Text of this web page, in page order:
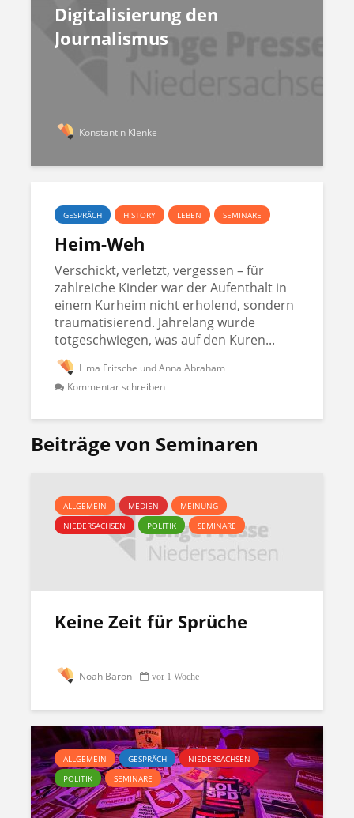
Digitalisierung den
Journalismus
Konstantin Klenke
GESPRÄCH HISTORY LEBEN SEMINARE
Heim-Weh
Verschickt, verletzt, vergessen – für
zahlreiche Kinder war der Aufenthalt in
einem Kurheim nicht erholend, sondern
traumatisierend. Jahrelang wurde
totgeschwiegen, was auf den Kuren...
Lima Fritsche und Anna Abraham
Kommentar schreiben
Beiträge von Seminaren
ALLGEMEIN MEDIEN
MEINUNG
NIEDERSACHSEN
POLITIK SEMINARE
Keine Zeit für Sprüche
Noah Baron vor 1 Woche
ALLGEMEIN GESPRÄCH
NIEDERSACHSEN
POLITIK
SEMINARE